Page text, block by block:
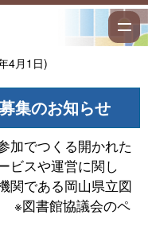
4月1日)
集のお知らせ
加でつくる開かれた
ビスや運営に関し
関である岡山県立図
※図書館協議会のペ